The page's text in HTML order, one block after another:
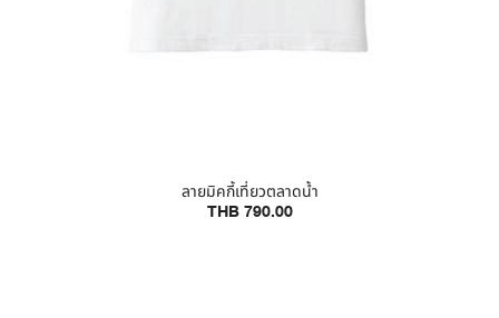
ลายมิคกี้เที่ยวตลาดน้ำ
THB 790.00